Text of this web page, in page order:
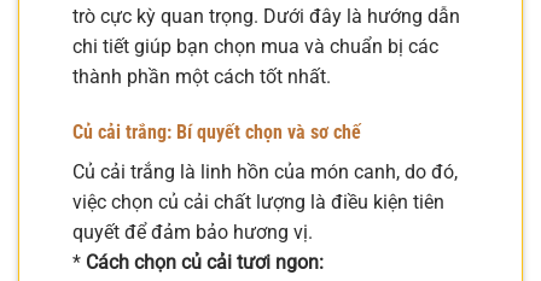
trò cực kỳ quan trọng. Dưới đây là hướng dẫn
chi tiết giúp bạn chọn mua và chuẩn bị các
thành phần một cách tốt nhất.
Củ cải trắng: Bí quyết chọn và sơ chế
Củ cải trắng là linh hồn của món canh, do đó,
việc chọn củ cải chất lượng là điều kiện tiên
quyết để đảm bảo hương vị.
* Cách chọn củ cải tươi ngon: